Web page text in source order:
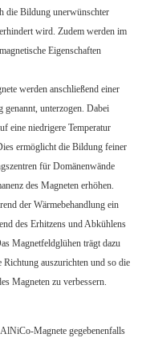
die Bildung unerwünschter
wird. Zudem werden im
Eigenschaften
werden anschließend einer
genannt, unterzogen. Dabei
eine niedrigere Temperatur
ermöglicht die Bildung feiner
für Domänenwände
des Magneten erhöhen.
der Wärmebehandlung ein
des Erhitzens und Abkühlens
Magnetfeldglühen trägt dazu
Richtung auszurichten und so die
Magneten zu verbessern.
Magnete gegebenenfalls